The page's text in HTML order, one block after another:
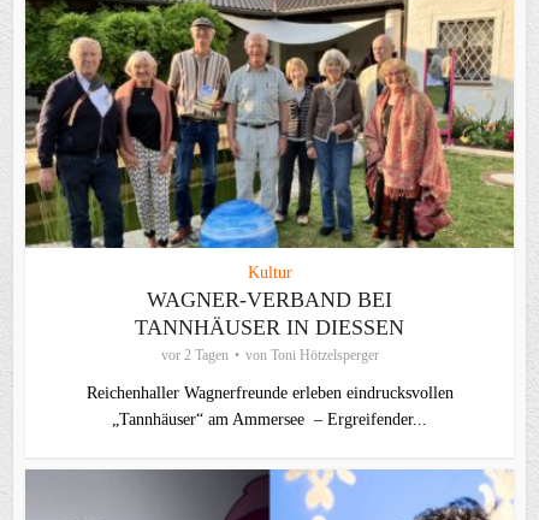
Kultur
WAGNER-VERBAND BEI
TANNHÄUSER IN DIESSEN
vor 2 Tagen von Toni Hötzelsperger
Reichenhaller Wagnerfreunde erleben eindrucksvollen
„Tannhäuser“ am Ammersee – Ergreifender...